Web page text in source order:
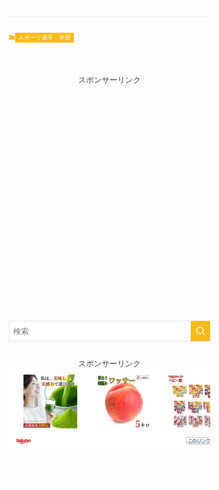
スポーツ選手 学歴
スポンサーリンク
スポンサーリンク